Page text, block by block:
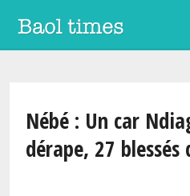
Nébé : Un car
dérape, 27